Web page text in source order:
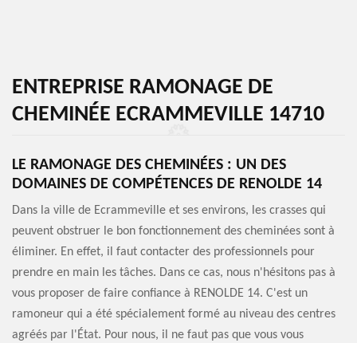
ENTREPRISE RAMONAGE DE
CHEMINÉE ECRAMMEVILLE 14710
LE RAMONAGE DES CHEMINÉES : UN DES
DOMAINES DE COMPÉTENCES DE RENOLDE 14
Dans la ville de Ecrammeville et ses environs, les crasses qui
peuvent obstruer le bon fonctionnement des cheminées sont à
éliminer. En effet, il faut contacter des professionnels pour
prendre en main les tâches. Dans ce cas, nous n'hésitons pas à
vous proposer de faire confiance à RENOLDE 14. C'est un
ramoneur qui a été spécialement formé au niveau des centres
agréés par l'État. Pour nous, il ne faut pas que vous vous